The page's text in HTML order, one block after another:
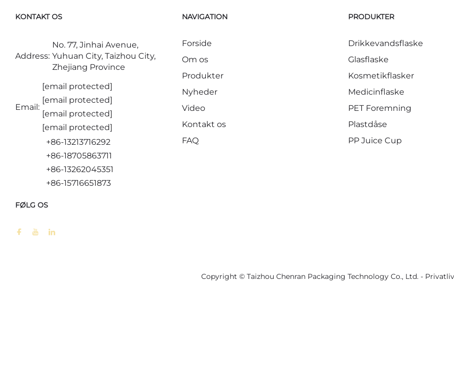
KONTAKT OS
Address:
No. 77, Jinhai Avenue,
Yuhuan City, Taizhou City,
Zhejiang Province
Email:
[email protected]
[email protected]
[email protected]
[email protected]
+86-13213716292
+86-18705863711
+86-13262045351
+86-15716651873
NAVIGATION
Forside
Om os
Produkter
Nyheder
Video
Kontakt os
FAQ
PRODUKTER
Drikkevandsflaske
Glasflaske
Kosmetikflasker
Medicinflaske
PET Foremning
Plastdåse
PP Juice Cup
FØLG OS
Copyright © Taizhou Chenran Packaging Technology Co., Ltd. -